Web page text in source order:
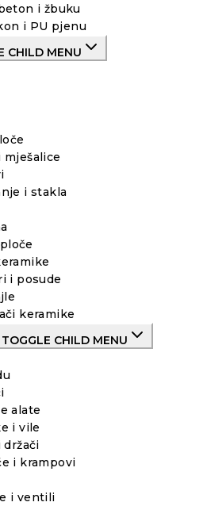
i žbuku
i PU pjenu
CHILD MENU
mješalice
i stakla
i posude
keramike
TOGGLE CHILD MENU
alate
i vile
i krampovi
i ventili